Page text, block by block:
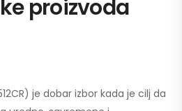
proizvoda
je dobar izbor kada je cilj da